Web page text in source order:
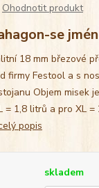
Ohodnotit produkt
se
18 mm březové
firmy Festool a s
Objem misek
= 1,8 litrů a pro XL
popis
skladem